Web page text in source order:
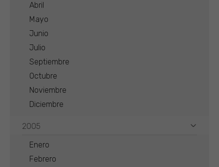
Abril
Mayo
Junio
Julio
Septiembre
Octubre
Noviembre
Diciembre
2005
Enero
Febrero